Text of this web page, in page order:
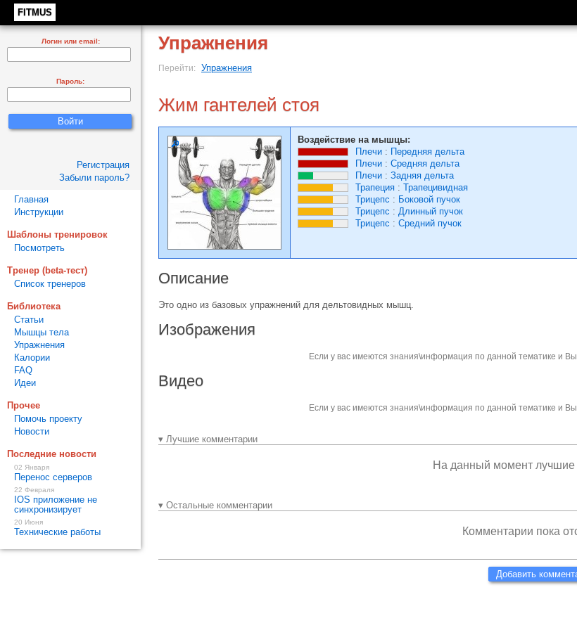
FITMUS
Упражнения
Перейти: Упражнения
Жим гантелей стоя
Воздействие на мышцы:
Плечи : Передняя дельта
Плечи : Средняя дельта
Плечи : Задняя дельта
Трапеция : Трапецивидная
Трицепс : Боковой пучок
Трицепс : Длинный пучок
Трицепс : Средний пучок
Описание
Это одно из базовых упражнений для дельтовидных мышц.
Изображения
Если у вас имеются знания\информация по данной тематике и Вы
Видео
Если у вас имеются знания\информация по данной тематике и Вы
▾ Лучшие комментарии
На данный момент лучшие
▾ Остальные комментарии
Комментарии пока
Добавить
Логин или email:
Пароль:
Регистрация
Забыли пароль?
Главная
Инструкции
Шаблоны тренировок
Посмотреть
Тренер (beta-тест)
Список тренеров
Библиотека
Статьи
Мышцы тела
Упражнения
Калории
FAQ
Идеи
Прочее
Помочь проекту
Новости
Последние новости
02 Января
Перенос серверов
22 Февраля
IOS приложение не
синхронизирует
20 Июня
Технические работы